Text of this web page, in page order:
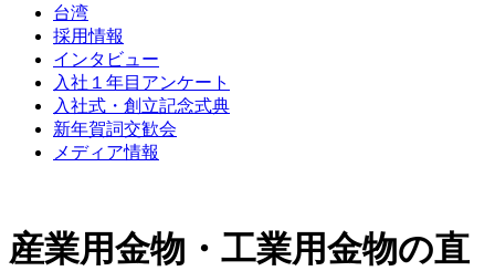
台湾
採用情報
インタビュー
入社１年目アンケート
入社式・創立記念式典
新年賀詞交歓会
メディア情報
産業用金物・工業用金物の直